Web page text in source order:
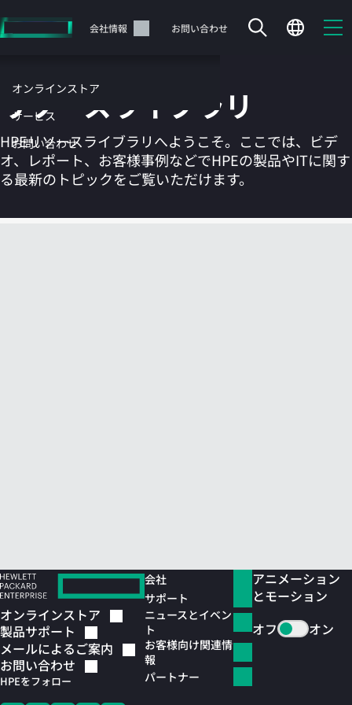
イ
テ
ツ
に
ス
ッ
会社情報 お問い合わせ
オンラインストア
サービス
お問い合わせ
カートは空です
リソースライブラリ
HPEリソースライブラリへようこそ。ここでは、ビデ
オ、レポート、お客様事例などでHPEの製品やITに関す
る最新のトピックをご覧いただけます。
オンラインストア
製品サポート
メールによるご案内
お問い合わせ
HPEをフォロー
会社
サポート
ニュースとイベン
ト
お客様向け関連情
報
パートナー
アニメーション
とモーション
オフ
オン